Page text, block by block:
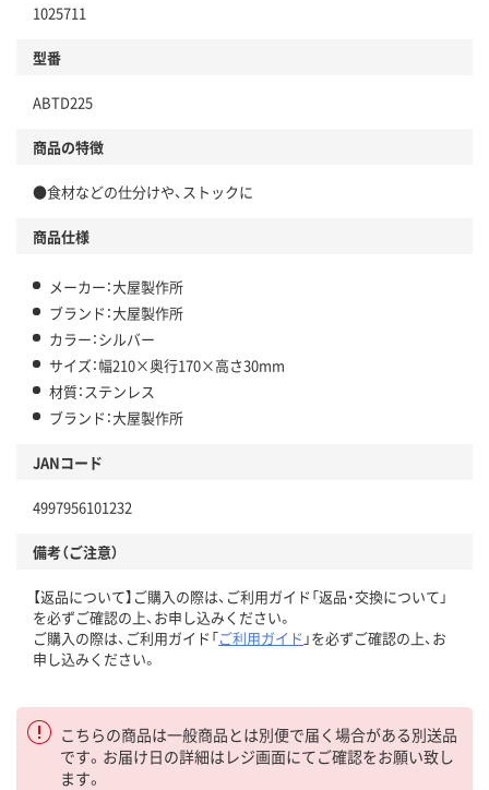
1025711
型番
ABTD225
商品の特徴
●食材などの仕分けや、ストックに
商品仕様
メーカー：大屋製作所
ブランド：大屋製作所
カラー：シルバー
サイズ：幅210×奥行170×高さ30mm
材質：ステンレス
ブランド：大屋製作所
JANコード
4997956101232
備考（ご注意）
【返品について】ご購入の際は、ご利用ガイド「返品・交換について」
を必ずご確認の上、お申し込みください。
ご購入の際は、ご利用ガイド「ご利用ガイド 」を必ずご確認の上、お
申し込みください。
こちらの商品は一般商品とは別便で届く場合がある別送品
です。お届け日の詳細はレジ画面にてご確認をお願い致し
ます。